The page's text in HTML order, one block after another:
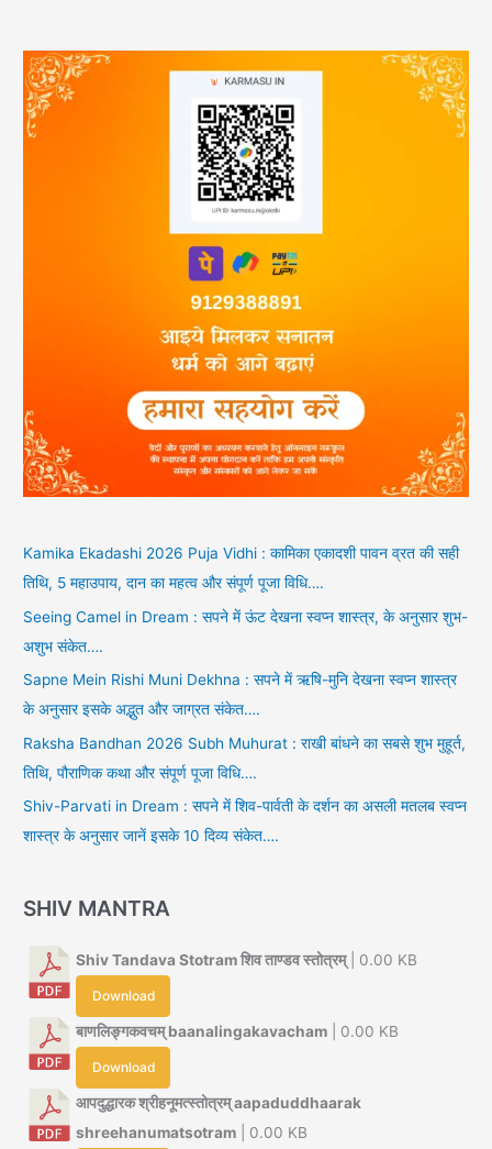
Kamika Ekadashi 2026 Puja Vidhi : कामिका एकादशी पावन व्रत की सही
तिथि, 5 महाउपाय, दान का महत्व और संपूर्ण पूजा विधि….
Seeing Camel in Dream : सपने में ऊंट देखना स्वप्न शास्त्र, के अनुसार शुभ-
अशुभ संकेत….
Sapne Mein Rishi Muni Dekhna : सपने में ऋषि-मुनि देखना स्वप्न शास्त्र
के अनुसार इसके अद्भुत और जाग्रत संकेत….
Raksha Bandhan 2026 Subh Muhurat : राखी बांधने का सबसे शुभ मुहूर्त,
तिथि, पौराणिक कथा और संपूर्ण पूजा विधि….
Shiv-Parvati in Dream : सपने में शिव-पार्वती के दर्शन का असली मतलब स्वप्न
शास्त्र के अनुसार जानें इसके 10 दिव्य संकेत….
SHIV MANTRA
Shiv Tandava Stotram शिव ताण्डव स्तोत्रम्| 0.00 KB
Download
बाणलिङ्गकवचम् baanalingakavacham | 0.00 KB
Download
आपदुद्धारक श्रीहनूमत्स्तोत्रम् aapaduddhaarak
shreehanumatsotram | 0.00 KB